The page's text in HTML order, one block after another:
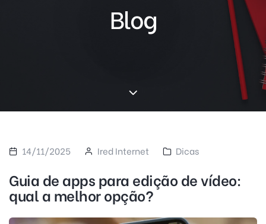
Blog
14/11/2025 Ired Internet Dicas
Guia de apps para edição de vídeo:
qual a melhor opção?